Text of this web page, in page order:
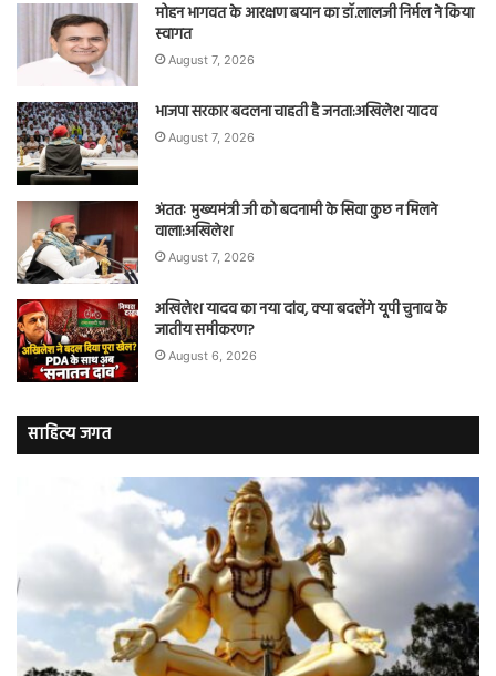
मोहन भागवत के आरक्षण बयान का डॉ.लालजी निर्मल ने किया
स्वागत
August 7, 2026
भाजपा सरकार बदलना चाहती है जनता:अखिलेश यादव
August 7, 2026
अंततः मुख्यमंत्री जी को बदनामी के सिवा कुछ न मिलने
वाला:अखिलेश
August 7, 2026
अखिलेश यादव का नया दांव, क्या बदलेंगे यूपी चुनाव के
जातीय समीकरण?
August 6, 2026
साहित्य जगत